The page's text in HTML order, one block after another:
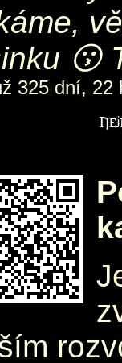
😗
325 dní, 22